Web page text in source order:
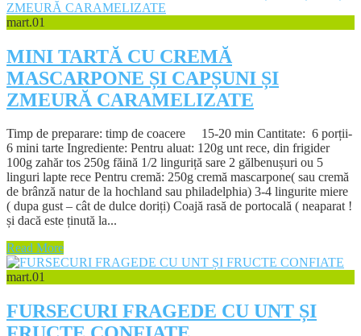
mart.01
MINI TARTĂ CU CREMĂ
MASCARPONE ȘI CAPȘUNI ȘI
ZMEURĂ CARAMELIZATE
Timp de preparare: timp de coacere 15-20 min Cantitate: 6 porții-
6 mini tarte Ingrediente: Pentru aluat: 120g unt rece, din frigider
100g zahăr tos 250g făină 1/2 linguriță sare 2 gălbenușuri ou 5
linguri lapte rece Pentru cremă: 250g cremă mascarpone( sau cremă
de brânză natur de la hochland sau philadelphia) 3-4 lingurite miere
( dupa gust – cât de dulce doriți) Coajă rasă de portocală ( neaparat !
și dacă este ținută la...
Read More
mart.01
FURSECURI FRAGEDE CU UNT ȘI